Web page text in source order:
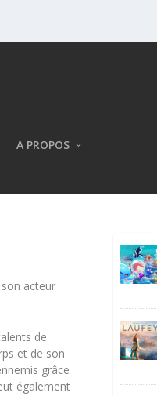
A PROPOS
acteur
de
et de son
grâce
également